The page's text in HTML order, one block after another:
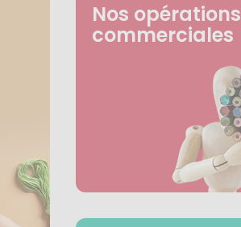
Nos opérations
commerciales